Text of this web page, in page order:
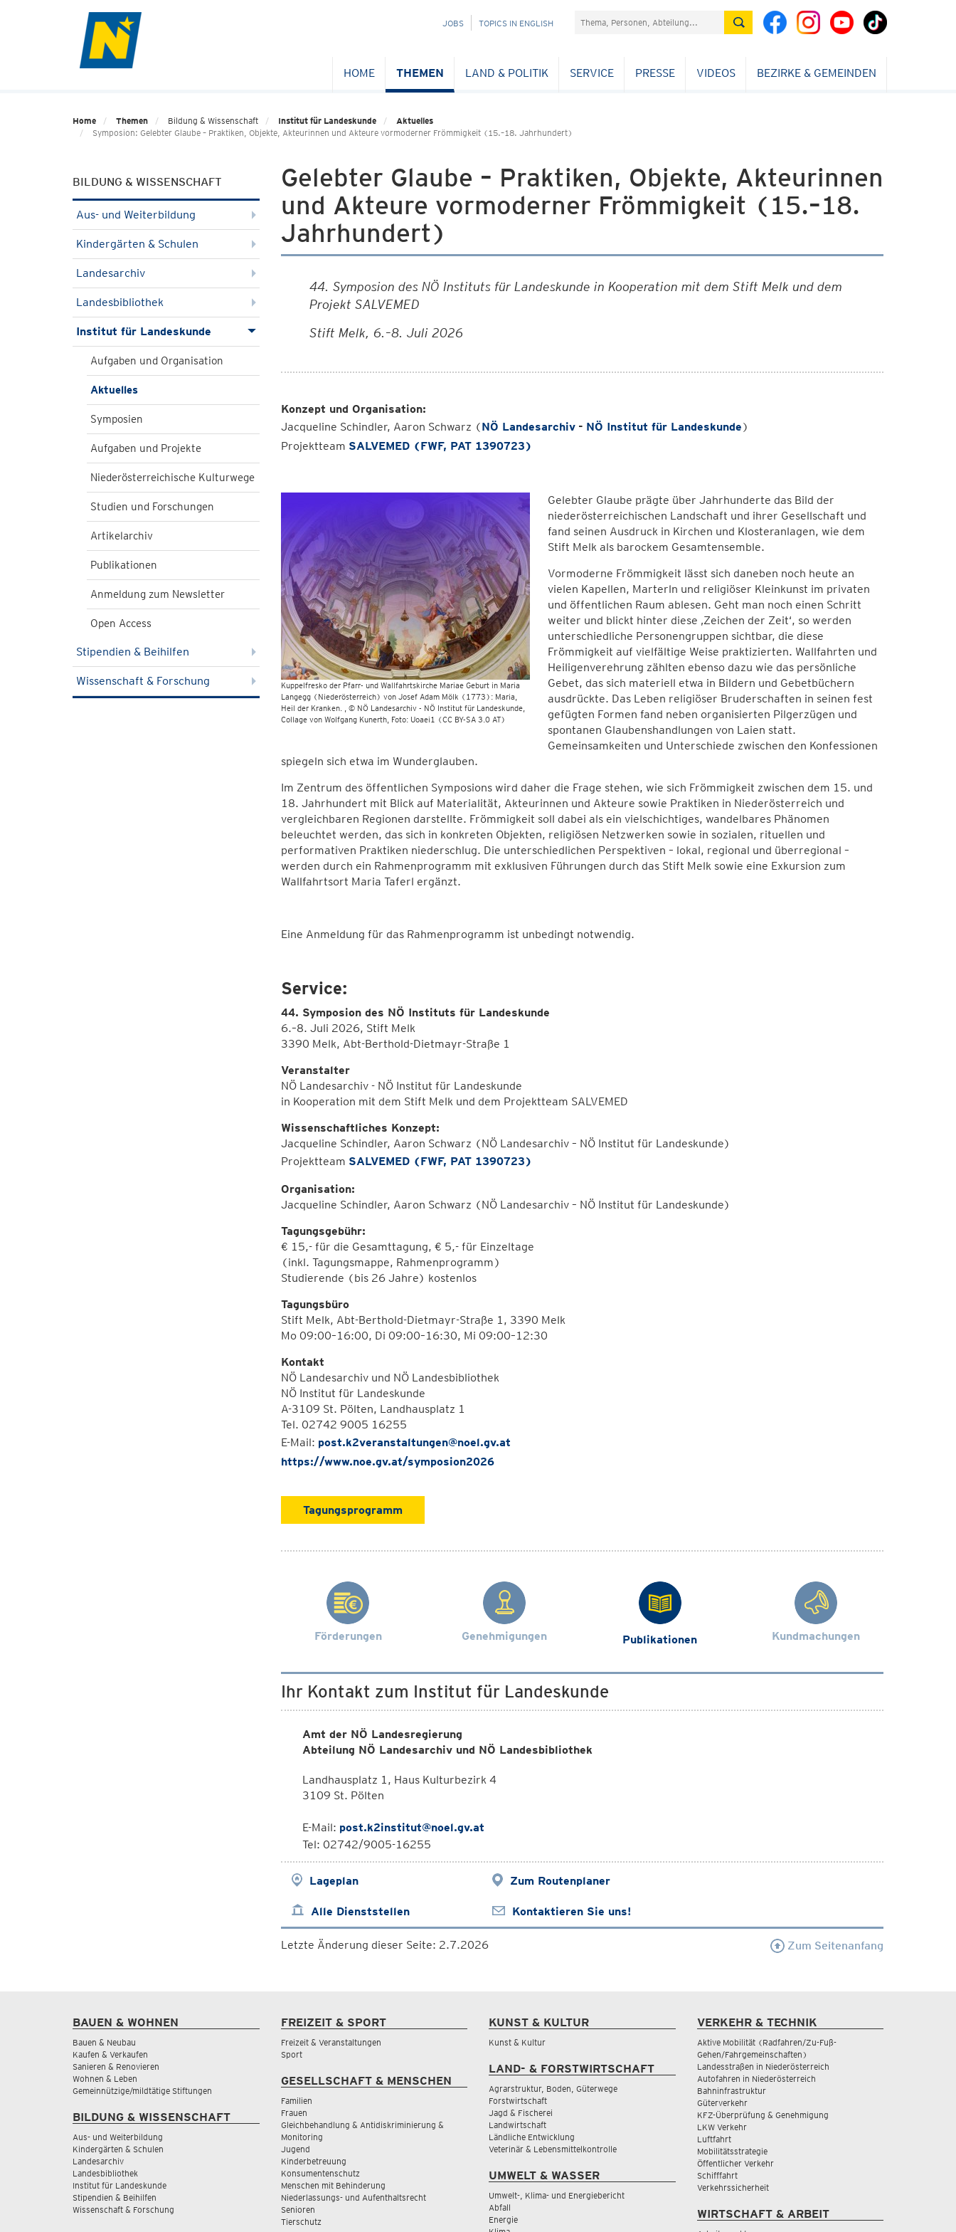
NAVIGATION
JOBS TOPICS IN ENGLISH Suchefeld
HOME THEMEN LAND & POLITIK SERVICE PRESSE VIDEOS BEZIRKE & GEMEINDEN
Home Themen Bildung & Wissenschaft Institut für Landeskunde
Aktuelles
Symposion: Gelebter Glaube – Praktiken, Objekte, Akteurinnen und Akteure vormoderner Frömmigkeit (15.–18. Jahrhundert)
BILDUNG & WISSENSCHAFT
Aus- und Weiterbildung
Kindergärten & Schulen
Landesarchiv
Landesbibliothek
Institut für Landeskunde
Aufgaben und Organisation
Aktuelles
Symposien
Aufgaben und Projekte
Niederösterreichische Kulturwege
Studien und Forschungen
Artikelarchiv
Publikationen
Anmeldung zum Newsletter
Open Access
Stipendien & Beihilfen
Wissenschaft & Forschung
Gelebter Glaube – Praktiken, Objekte, Akteurinnen
und Akteure vormoderner Frömmigkeit (15.–18.
Jahrhundert)
44. Symposion des NÖ Instituts für Landeskunde in Kooperation mit dem Stift Melk und dem
Projekt SALVEMED
Stift Melk, 6.–8. Juli 2026
Konzept und Organisation:
Jacqueline Schindler, Aaron Schwarz (NÖ Landesarchiv - NÖ Institut für Landeskunde)
Projektteam SALVEMED (FWF, PAT 1390723)
Kuppelfresko der Pfarr- und Wallfahrtskirche Mariae Geburt in Maria
Langegg (Niederösterreich) von Josef Adam Mölk (1773): Maria,
Heil der Kranken.
© NÖ Landesarchiv - NÖ Institut für Landeskunde,
Collage von Wolfgang Kunerth, Foto: Uoaei1 (CC BY-SA 3.0 AT)
Gelebter Glaube prägte über Jahrhunderte das Bild der
niederösterreichischen Landschaft und ihrer Gesellschaft und
fand seinen Ausdruck in Kirchen und Klosteranlagen, wie dem
Stift Melk als barockem Gesamtensemble.
Vormoderne Frömmigkeit lässt sich daneben noch heute an
vielen Kapellen, Marterln und religiöser Kleinkunst im privaten
und öffentlichen Raum ablesen. Geht man noch einen Schritt
weiter und blickt hinter diese ‚Zeichen der Zeit‘, so werden
unterschiedliche Personengruppen sichtbar, die diese
Frömmigkeit auf vielfältige Weise praktizierten. Wallfahrten und
Heiligenverehrung zählten ebenso dazu wie das persönliche
Gebet, das sich materiell etwa in Bildern und Gebetbüchern
ausdrückte. Das Leben religiöser Bruderschaften in seinen fest
gefügten Formen fand neben organisierten Pilgerzügen und
spontanen Glaubenshandlungen von Laien statt.
Gemeinsamkeiten und Unterschiede zwischen den Konfessionen
spiegeln sich etwa im Wunderglauben.
Im Zentrum des öffentlichen Symposions wird daher die Frage stehen, wie sich Frömmigkeit zwischen dem 15. und
18. Jahrhundert mit Blick auf Materialität, Akteurinnen und Akteure sowie Praktiken in Niederösterreich und
vergleichbaren Regionen darstellte. Frömmigkeit soll dabei als ein vielschichtiges, wandelbares Phänomen
beleuchtet werden, das sich in konkreten Objekten, religiösen Netzwerken sowie in sozialen, rituellen und
performativen Praktiken niederschlug. Die unterschiedlichen Perspektiven – lokal, regional und überregional –
werden durch ein Rahmenprogramm mit exklusiven Führungen durch das Stift Melk sowie eine Exkursion zum
Wallfahrtsort Maria Taferl ergänzt.
Eine Anmeldung für das Rahmenprogramm ist unbedingt notwendig.
Service:
44. Symposion des NÖ Instituts für Landeskunde
6.–8. Juli 2026, Stift Melk
3390 Melk, Abt-Berthold-Dietmayr-Straße 1
Veranstalter
NÖ Landesarchiv - NÖ Institut für Landeskunde
in Kooperation mit dem Stift Melk und dem Projektteam SALVEMED
Wissenschaftliches Konzept:
Jacqueline Schindler, Aaron Schwarz (NÖ Landesarchiv – NÖ Institut für Landeskunde)
Projektteam SALVEMED (FWF, PAT 1390723)
Organisation:
Jacqueline Schindler, Aaron Schwarz (NÖ Landesarchiv – NÖ Institut für Landeskunde)
Tagungsgebühr:
€ 15,- für die Gesamttagung, € 5,- für Einzeltage
(inkl. Tagungsmappe, Rahmenprogramm)
Studierende (bis 26 Jahre) kostenlos
Tagungsbüro
Stift Melk, Abt-Berthold-Dietmayr-Straße 1, 3390 Melk
Mo 09:00–16:00, Di 09:00–16:30, Mi 09:00–12:30
Kontakt
NÖ Landesarchiv und NÖ Landesbibliothek
NÖ Institut für Landeskunde
A-3109 St. Pölten, Landhausplatz 1
Tel. 02742 9005 16255
E-Mail: post.k2veranstaltungen@noel.gv.at
https://www.noe.gv.at/symposion2026
Tagungsprogramm
Förderungen Genehmigungen Publikationen Kundmachungen
Ihr Kontakt zum Institut für Landeskunde
Amt der NÖ Landesregierung
Abteilung NÖ Landesarchiv und NÖ Landesbibliothek
Landhausplatz 1, Haus Kulturbezirk 4
3109 St. Pölten
E-Mail: post.k2institut@noel.gv.at
Tel: 02742/9005-16255
Lageplan Zum Routenplaner
Alle Dienststellen Kontaktieren Sie uns!
Letzte Änderung dieser Seite: 2.7.2026 Zum Seitenanfang
BAUEN & WOHNEN
Bauen & Neubau
Kaufen & Verkaufen
Sanieren & Renovieren
Wohnen & Leben
Gemeinnützige/mildtätige Stiftungen
BILDUNG & WISSENSCHAFT
Aus- und Weiterbildung
Kindergärten & Schulen
Landesarchiv
Landesbibliothek
Institut für Landeskunde
Stipendien & Beihilfen
Wissenschaft & Forschung
FREIZEIT & SPORT
Freizeit & Veranstaltungen
Sport
GESELLSCHAFT & MENSCHEN
Familien
Frauen
Gleichbehandlung & Antidiskriminierung &
Monitoring
Jugend
Kinderbetreuung
Konsumentenschutz
Menschen mit Behinderung
Niederlassungs- und Aufenthaltsrecht
Senioren
Tierschutz
KUNST & KULTUR
Kunst & Kultur
LAND- & FORSTWIRTSCHAFT
Agrarstruktur, Boden, Güterwege
Forstwirtschaft
Jagd & Fischerei
Landwirtschaft
Ländliche Entwicklung
Veterinär & Lebensmittelkontrolle
UMWELT & WASSER
Umwelt-, Klima- und Energiebericht
Abfall
Energie
VERKEHR & TECHNIK
Aktive Mobilität (Radfahren/Zu-Fuß-
Gehen/Fahrgemeinschaften)
Landesstraßen in Niederösterreich
Autofahren in Niederösterreich
Bahninfrastruktur
Güterverkehr
KFZ-Überprüfung & Genehmigung
LKW Verkehr
Luftfahrt
Mobilitätsstrategie
Öffentlicher Verkehr
Schifffahrt
Verkehrssicherheit
WIRTSCHAFT & ARBEIT